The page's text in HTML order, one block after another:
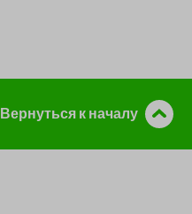
Вернуться к началу